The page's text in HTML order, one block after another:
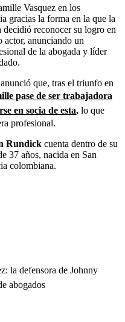
Vasquez en los
gracias la forma en la que la
decidió reconocer su logro en
actor, anunciando un
de la abogada y líder
que, tras el triunfo en
pase de ser trabajadora
en socia de esta, lo que
profesional.
Rundick cuenta dentro de su
37 años, nacida en San
colombiana.
la defensora de Johnny
abogados